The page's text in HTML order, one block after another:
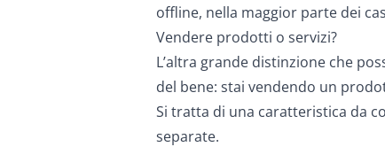
offline, nella maggior parte dei
Vendere prodotti o servizi?
L’altra grande distinzione che
del bene: stai vendendo un
Si tratta di una caratteristica da
separate.